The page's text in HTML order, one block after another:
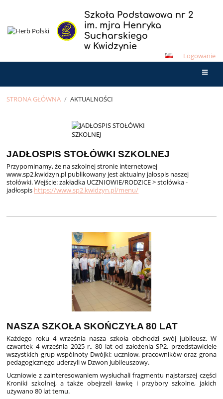
Szkoła Podstawowa nr 2
im. mjra Henryka
Sucharskiego
w Kwidzynie
Logowanie
STRONA GŁÓWNA / AKTUALNOŚCI
JADŁOSPIS STOŁÓWKI SZKOLNEJ
Przypominamy, że na szkolnej stronie internetowej
www.sp2.kwidzyn.pl publikowany jest aktualny jałospis naszej
stołówki. Wejście: zakładka UCZNIOWIE/RODZICE > stołówka -
jadłospis https://www.sp2.kwidzyn.pl/menu/
NASZA SZKOŁA SKOŃCZYŁA 80 LAT
Każdego roku 4 września nasza szkoła obchodzi swój jubileusz. W
czwartek 4 września 2025 r., 80 lat od założenia SP2, przedstawiciele
wszystkich grup wspólnoty Dwójki: uczniow, pracowników oraz grona
pedagogicznego uderzyli w Dzwon Jubileuszowy.
Uczniowie z zainteresowaniem wysłuchali fragmentu najstarszej części
Kroniki szkolnej, a także obejrzeli ławkę i przybory szkolne, jakich
używano 80 lat temu.